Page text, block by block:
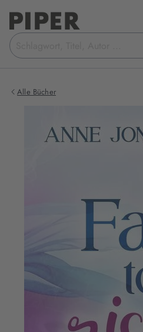
Suchbegriff
eingeben
Alle Bücher